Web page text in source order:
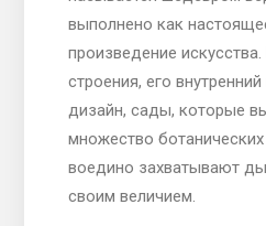
выполнено как
произведение
строения, его
дизайн, сады, которые
множество
воедино захватывают
своим величием.